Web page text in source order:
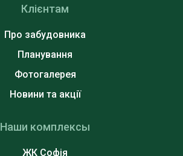
Клієнтам
Про забудовника
Планування
Фотогалерея
Новини та акції
Наши комплексы
ЖК Софія